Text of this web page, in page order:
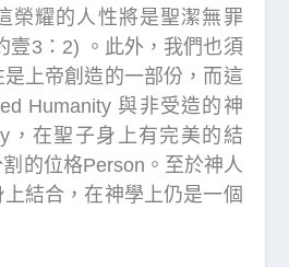
榮耀的人性將是聖潔無罪
壹3：2) 。此外，我們也須
上帝創造的一部份，而這
Humanity 與非受造的神
，在聖子身上有完美的結
的位格Person。至於神人
結合，在神學上仍是一個